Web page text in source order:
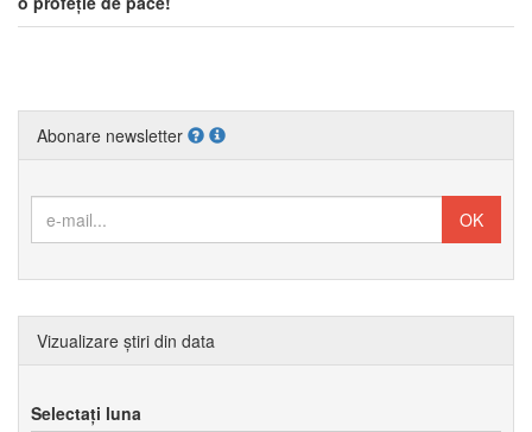
Abonare newsletter
Vizualizare știri din data
Selectați luna